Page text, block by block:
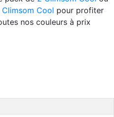
Climsom Cool pour profiter
nos couleurs à prix